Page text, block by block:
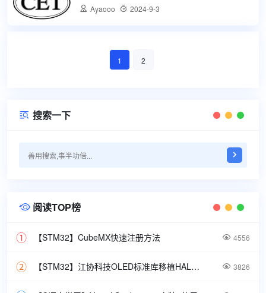
 Ayaooo  2024-9-3
1 2
 搜索一下
 阅读TOP榜
【STM32】CubeMX快速注册方法  4556
【STM32】江协科技OLED标准库移植HAL库教程  3826